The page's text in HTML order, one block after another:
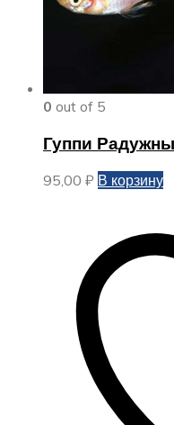
0 out of 5
Гуппи
95,00 ₽ В корзину